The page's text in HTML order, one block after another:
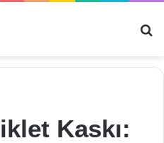
Kaskı: